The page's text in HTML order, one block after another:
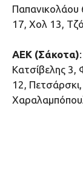
Παπανικολάου
17, Χολ 13,
ΑΕΚ (Σάκοτα)
Κατσίβελης 3,
12,